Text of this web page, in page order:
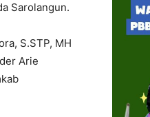
Sarolangun.
S.STP, MH
Arie